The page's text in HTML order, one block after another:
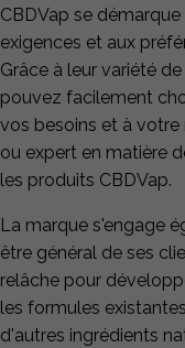
CBDVap se
exigences et aux
Grâce à leur variété
pouvez facilement
vos besoins et à
ou expert en matière
les produits CBDVap.
La marque s'engage
être général de ses
relâche pour
les formules
d'autres ingrédients